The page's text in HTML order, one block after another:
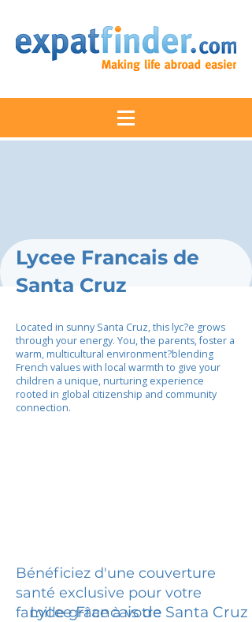
Lycee Francais de
Santa Cruz
Located in sunny Santa Cruz, this lyc?e grows
through your energy. You, the parents, foster a
warm, multicultural environment?blending
French values with local warmth to give your
children a unique, nurturing experience
rooted in global citizenship and community
connection.
Bénéficiez d'une couverture
santé exclusive pour votre
famille grâce à votre
Lycee Francais de Santa Cruz